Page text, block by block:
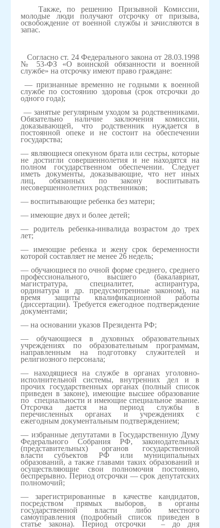
Также, по решению Призывной Комиссии,
молодые люди получают отсрочку от призыва,
освобождение от военной службы и зачисляются в
запас.
Согласно ст. 24 Федерального закона от 28.03.1998
№ 53-ФЗ «О воинской обязанности и военной
службе» на отсрочку имеют право граждане:
— признанные временно не годными к военной
службе по состоянию здоровья (срок отсрочки до
одного года);
— занятые регулярным уходом за родственниками.
Обязательно наличие заключения комиссии,
доказывающей, что родственник нуждается в
постоянной опеке и не состоит на обеспечении
государства;
— являющиеся опекуном брата или сестры, которые
не достигли совершеннолетия и не находятся на
полном государственном обеспечении. Следует
иметь документы, доказывающие, что нет иных
лиц, обязанных по закону воспитывать
несовершеннолетних родственников;
— воспитывающие ребенка без матери;
— имеющие двух и более детей;
— родитель ребенка-инвалида возрастом до трех
лет;
— имеющие ребенка и жену срок беременности
которой составляет не менее 26 недель;
— обучающиеся по очной форме среднего, среднего
профессионального, высшего (бакалавриат,
магистратура, специалитет, аспирантура,
ординатура и др. предусмотренные законом), на
время защиты квалификационной работы
(диссертации). Требуется ежегодное подтверждение
документами;
— на основании указов Президента РФ;
— обучающиеся в духовных образовательных
учреждениях по образовательным программам,
направленным на подготовку служителей и
религиозного персонала;
— находящиеся на службе в органах уголовно-
исполнительной системы, внутренних дел и в
прочих государственных органах (полный список
приведен в законе), имеющие высшее образование
по специальности и имеющие специальное звание.
Отсрочка дается на период службы в
перечисленных органах и учреждениях с
ежегодным документальным подтверждением;
— избранные депутатами в Государственную Думу
Федерального Собрания РФ, законодательных
(представительных) органов государственной
власти субъектов РФ или муниципальных
образований, а также главами таких образований и
осуществляющие свои полномочия постоянно,
беспрерывно. Период отсрочки — срок депутатских
полномочий;
— зарегистрированные в качестве кандидатов,
посредством прямых выборов, в органы
государственной власти либо местного
самоуправления (подробный список приведен в
статье закона). Период отсрочки – до дня